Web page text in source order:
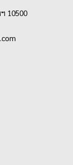
เพิ่มขึ้นตามขนาด
10500